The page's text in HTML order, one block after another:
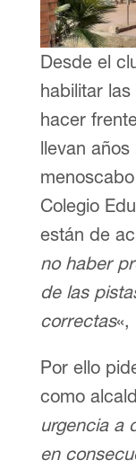
Desde el
habilitar
hacer
llevan años
Colegio
están de
no haber
de las
correctas«,
Por ello
como
urgencia a
en